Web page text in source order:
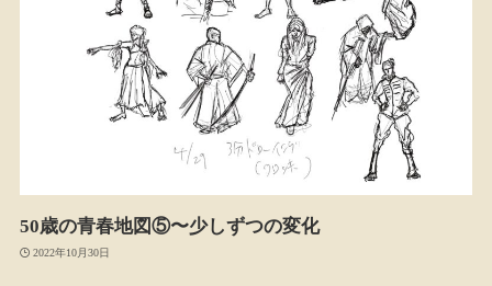
50歳の青春地図⑤〜少しずつの変化
2022年10月30日